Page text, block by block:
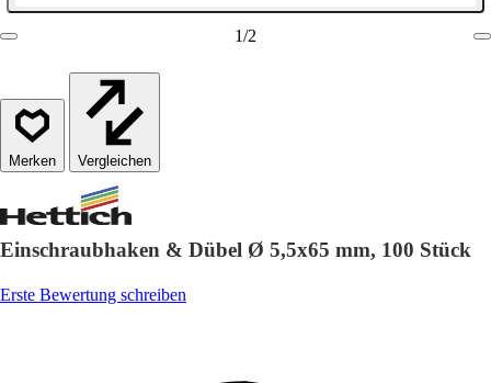
1/2
Vergleichen
Einschraubhaken & Dübel Ø 5,5x65 mm, 100 Stück
Erste Bewertung schreiben